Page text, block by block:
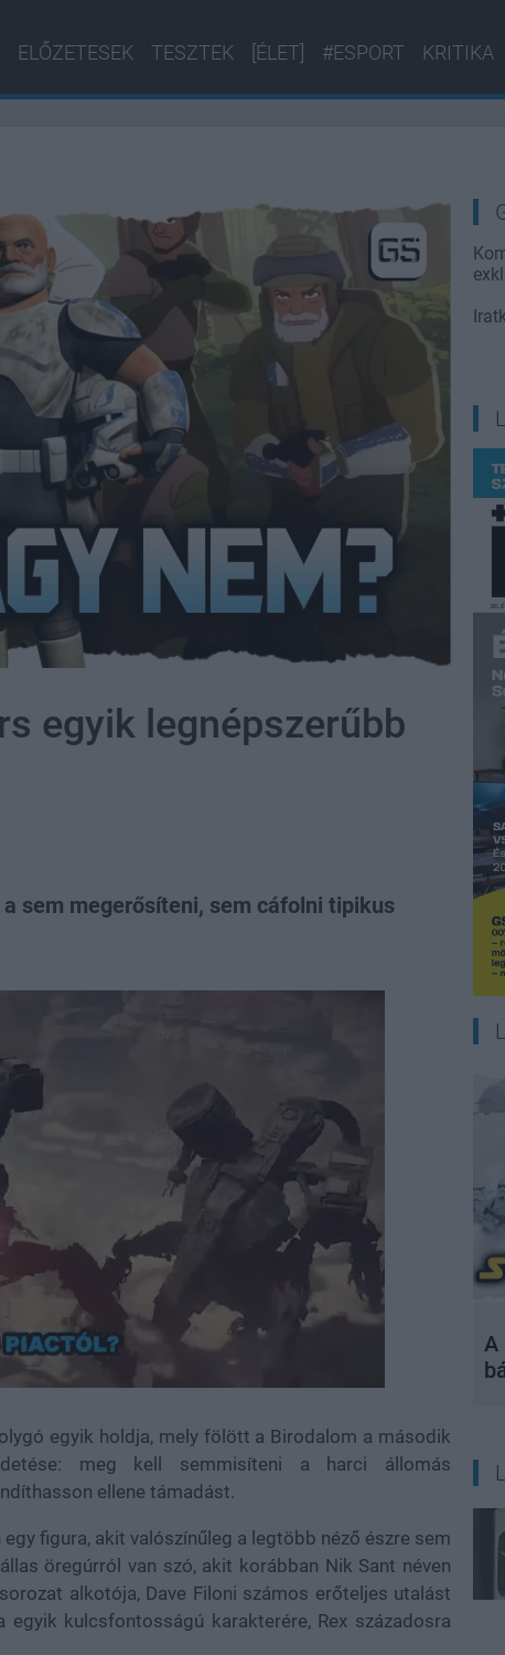
ELŐZETESEK TESZTEK [ÉLET] #ESPORT KRITIKA
egyik legnépszerűbb
sem megerősíteni, sem cáfolni tipikus
egyik holdja, mely fölött a Birodalom a második
meg kell semmisíteni a harci állomás
ellene támadást.
figura, akit valószínűleg a legtöbb néző észre sem
öregúrról van szó, akit korábban Nik Sant néven
alkotója, Dave Filoni számos erőteljes utalást
kulcsfontosságú karakterére, Rex századosra
A